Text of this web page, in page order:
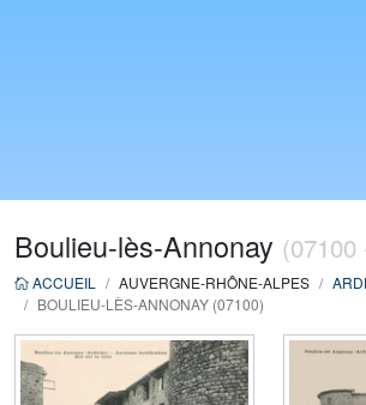
Boulieu-lès-Annonay (07100
ACCUEIL AUVERGNE-RHÔNE-ALPES
BOULIEU-LÈS-ANNONAY (07100)